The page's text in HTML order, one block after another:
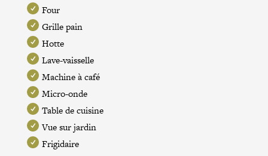
Four
Grille pain
Hotte
Lave-vaisselle
Machine à café
Micro-onde
Table de cuisine
Vue sur jardin
Frigidaire